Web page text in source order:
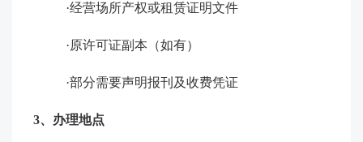
·经营场所产权或租赁证明文件
·原许可证副本（如有） ‌
·部分需要声明报刊及收费凭证
3、办理地点